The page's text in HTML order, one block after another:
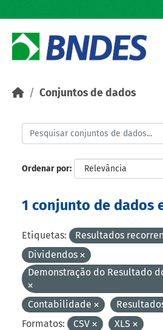
Conjuntos de dados
Ordenar por
1 conjunto de dados
Etiquetas:
Resultados
Dividendos
Demonstração do Resultado
Contabilidade
Formatos:
CSV XLS